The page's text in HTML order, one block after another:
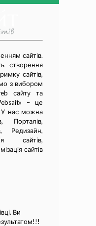
сайтів.
створення
сайтів,
з вибором
сайту та
– це
У нас можна
Порталів,
Редизайн,
сайтів,
сайтів
Ви